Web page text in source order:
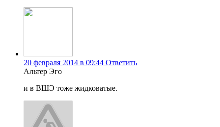
20 февраля 2014 в 09:44 Ответить
Альтер Эго
и в ВШЭ тоже жидковатые.